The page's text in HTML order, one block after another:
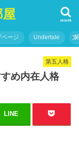
search
ページ Undertale
第五人格
め内在人格
LINE